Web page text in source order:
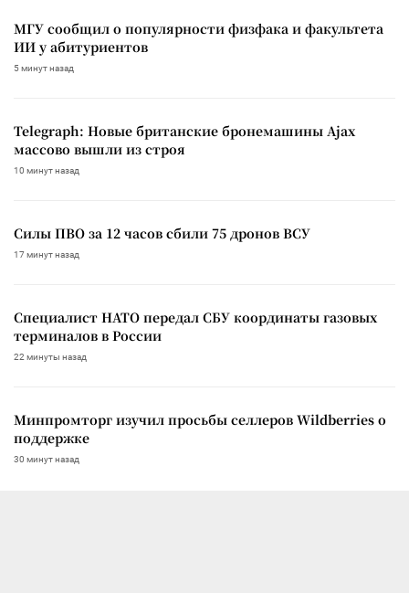
МГУ сообщил о популярности физфака и факультета
ИИ у абитуриентов
5 минут назад
Telegraph: Новые британские бронемашины Ajax
массово вышли из строя
10 минут назад
Силы ПВО за 12 часов сбили 75 дронов ВСУ
17 минут назад
Специалист НАТО передал СБУ координаты газовых
терминалов в России
22 минуты назад
Минпромторг изучил просьбы селлеров Wildberries о
поддержке
30 минут назад